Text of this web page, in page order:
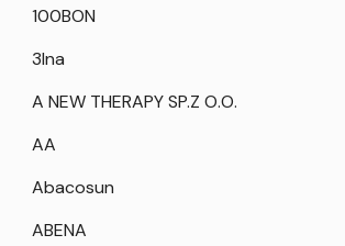
100BON
3Ina
A NEW THERAPY SP.Z O.O.
AA
Abacosun
ABENA